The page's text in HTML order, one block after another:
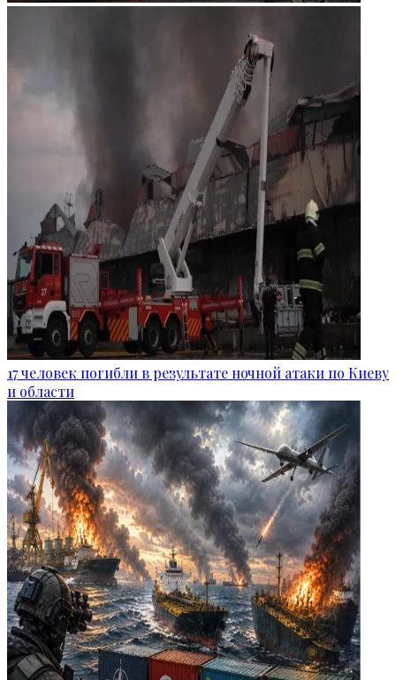
17 человек погибли в результате ночной атаки по Киеву
и области